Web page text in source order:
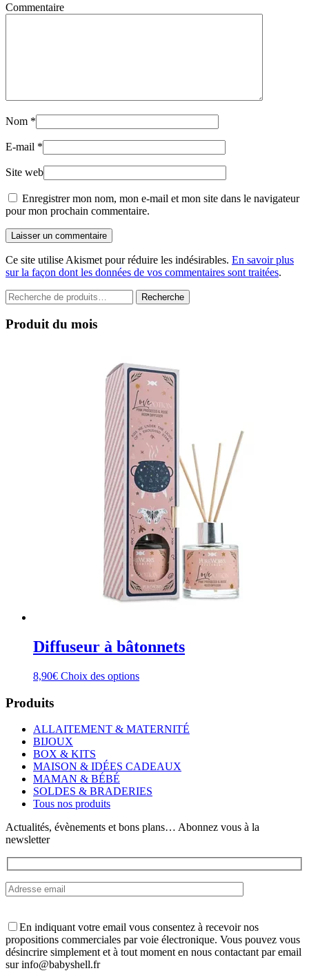
Commentaire
Nom *
E-mail *
Site web
Enregistrer mon nom, mon e-mail et mon site dans le navigateur
pour mon prochain commentaire.
Laisser un commentaire
Ce site utilise Akismet pour réduire les indésirables. En savoir plus
sur la façon dont les données de vos commentaires sont traitées.
Recherche
pour :
Recherche
Produit du mois
Diffuseur à bâtonnets
8,90€ Choix des optionsCe
variations.
Les
peuvent
être
choisies
sur
page
du
Produits
ALLAITEMENT & MATERNITÉ
BIJOUX
BOX & KITS
MAISON & IDÉES CADEAUX
MAMAN & BÉBÉ
SOLDES & BRADERIES
Tous nos produits
Actualités, évènements et bons plans… Abonnez vous à la
newsletter
En indiquant votre email vous consentez à recevoir nos
propositions commerciales par voie électronique. Vous pouvez vous
désincrire simplement et à tout moment en nous contactant par email
sur info@babyshell.fr